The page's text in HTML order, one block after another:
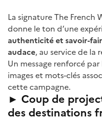
La signature The French
donne le ton d’une
authenticité et savoir-
audace, au service de la
Un message renforcé
images et mots-clés
cette campagne.
► Coup de
des destinations